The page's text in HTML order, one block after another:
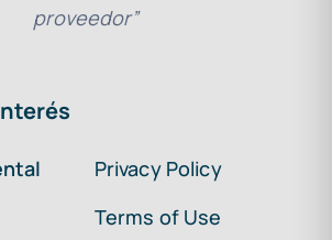
proveedor”
Privacy Policy
Terms of Use